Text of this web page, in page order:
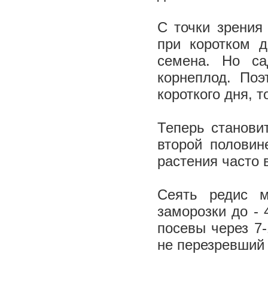
С точки
при коротком
семена. Но
корнеплод.
короткого дня,
Теперь
второй
растения
Сеять редис
заморозки до -
посевы через
не перезревший